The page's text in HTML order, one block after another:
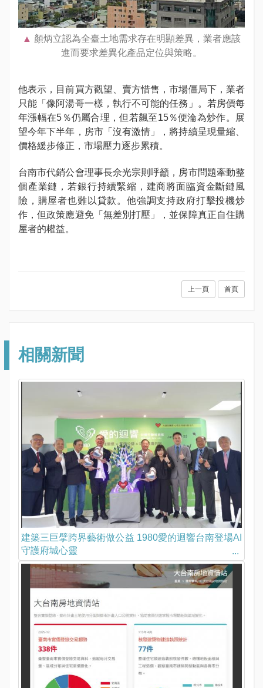
顏炳立認為全臺土地需求存在明顯差異，業者應該
進而要求差異化產品定位與策略。
他表示，目前買方觀望、賣方惜售，市場僵局下，業者
只能「像阿湯哥一樣，執行不可能的任務」。若房價每
年漲幅在5％仍屬合理，但若飆至15％便淪為炒作。展
望今年下半年，房市「沒有激情」，將持續呈現量縮、
價格緩步修正，市場壓力逐步累積。
台南市代銷公會理事長佘光宗則呼籲，房市問題牽動整
個產業鏈，若銀行持續緊縮，建商將面臨資金斷鏈風
險，購屋者也難以貸款。他強調支持政府打擊投機炒
作，但政策應避免「無差別打壓」，並保障真正自住購
屋者的權益。
上一頁 首頁
相關新聞
建築三巨擘跨界藝術做公益 1980愛的迴響台南登場AI
守護府城心靈